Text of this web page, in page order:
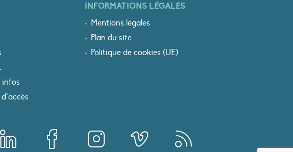
infos
INFORMATIONS LÉGALES
Mentions légales
Plan du site
Politique de cookies (UE)